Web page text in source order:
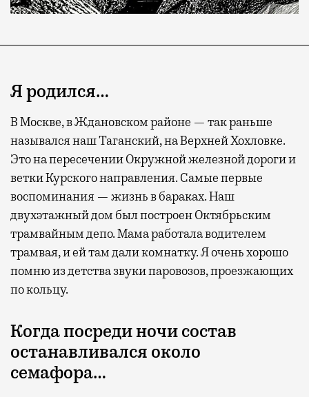
Современный путешественник часто берет
с собой не только чемодан, но и ноутбук.
А ожидание рейса все чаще превращается
не в потерянное время, а в возможность
спокойно закончить дела или спланировать
активности в путешествии, например
забронировать нужные билеты и рестораны.
Бизнес-зал становится местом, где можно
провести переговоры, поработать или просто
выпить кофе, наблюдая сквозь панорамные
Я родился…
В Москве, в Ждановском районе — так раньше
назывался наш Таганский, на Верхней Хохловке.
Это на пересечении Окружной железной дороги и
ветки Курского направления. Самые первые
воспоминания — жизнь в бараках. Наш
двухэтажный дом был построен Октябрьским
трамвайным депо. Мама работала водителем
трамвая, и ей там дали комнатку. Я очень хорошо
помню из детства звуки паровозов, проезжающих
по кольцу.
Когда посреди ночи состав
останавливался около
семафора…